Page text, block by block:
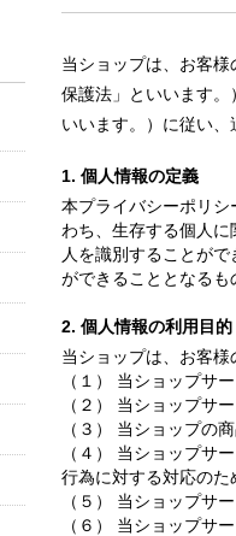
当ショップは、お客
保護法」といいます
いいます。）に従い、
1. 個人情報の定義
本プライバシーポリ
わち、生存する個人
人を識別することが
ができることとなるも
2. 個人情報の利用目的
当ショップは、お客様
（１） 当ショップサ
（２） 当ショップサ
（３） 当ショップの
（４） 当ショップサ
行為に対する対応のた
（５） 当ショップサ
（６） 当ショップサ